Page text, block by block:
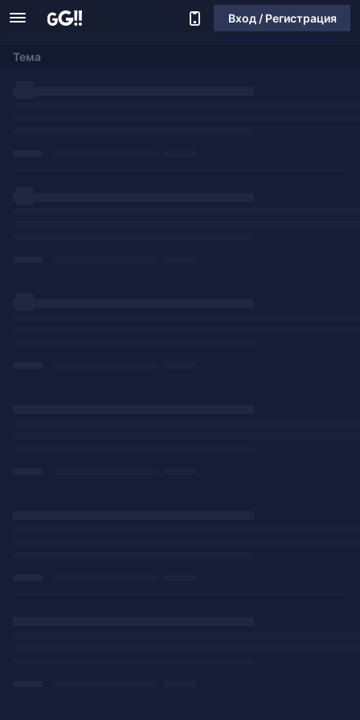
Вход / Регистрация
Тема